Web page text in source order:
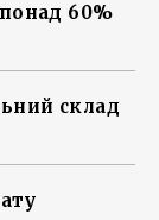
60%
склад